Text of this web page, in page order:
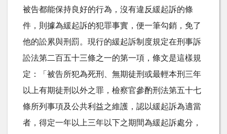
被告都能保持良好的行為，沒有違反緩起訴的條
件，則據為緩起訴的犯罪事實，便一筆勾銷，免了
他的訟累與刑罰。現行的緩起訴制度規定在刑事訴
訟法第二百五十三條之一的第一項，條文是這樣規
定：「被告所犯為死刑、無期徒刑或最輕本刑三年
以上有期徒刑以外之罪，檢察官參酌刑法第五十七
條所列事項及公共利益之維護，認以緩起訴為適當
者，得定一年以上三年以下之期間為緩起訴處分，